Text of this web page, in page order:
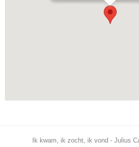
Ik kwam, ik zocht, ik vond - Julius